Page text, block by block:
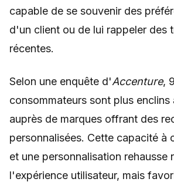
capable de se souvenir des
d'un client ou de lui rappeler des
récentes.
Selon une enquête d'Accenture,
consommateurs sont plus enclins
auprès de marques offrant des
personnalisées. Cette capacité à
et une personnalisation rehausse
l'expérience utilisateur, mais